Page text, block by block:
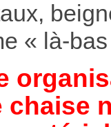
« là-
chaise